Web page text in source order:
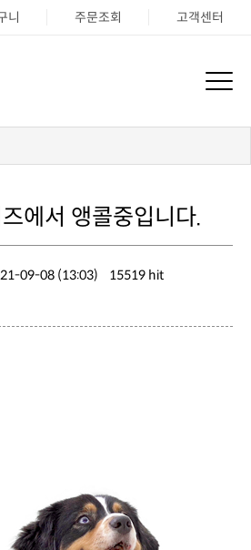
니 주문조회 고객센터
에서 앵콜중입니다.
09-08 (13:03)
15519 hit